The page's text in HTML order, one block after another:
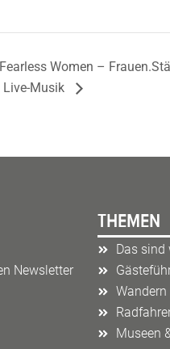
Women –
Live-Musik
Newsletter
THEMEN
Das sind
Wandern
Museen